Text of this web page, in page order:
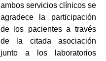
ambos servicios clínicos se
agradece la participación
de los pacientes a través
de la citada asociación
junto a los laboratorios